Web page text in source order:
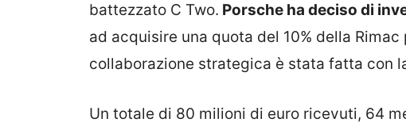
battezzato C Two. Porsche ha deciso di
ad acquisire una quota del 10% della
collaborazione strategica è stata fatta con
Un totale di 80 milioni di euro ricevuti, 64